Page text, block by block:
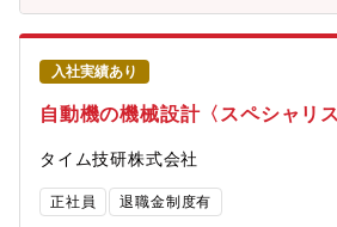
も広げていくことが可能です。・パッケー
大きなデバイスであるため、設備以外の部
差別化の余地が大きく、自社の技術で製品
が可能です。【大垣市の魅力】田舎過ぎず
楽しみ方もできることから近年は移住者に
り、住みよさランキングでも全国で上位に
す。・都市部への交通アクセス良好 イビ
置く岐阜県大垣市は自然豊かな土地であり
分、大阪へも90分というアクセス環境も非
物価も安く、生活しやすい環境 2LDKの賃
入社実績あり
自動機の機械設計〈スペシャリ
タイム技研株式会社
正社員 退職金制度有